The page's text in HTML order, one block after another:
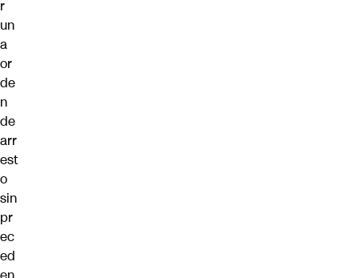
r
un
a
or
de
n
de
arr
est
o
sin
pr
ec
ed